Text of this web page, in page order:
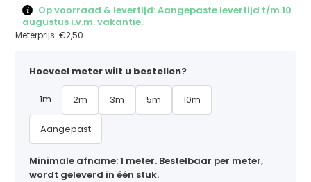
Op voorraad & levertijd: Aangepaste levertijd t/m 10
augustus i.v.m. vakantie.
Meterprijs:€2,50
Hoeveel meter wilt u bestellen?
1m 2m 3m 5m 10m
Aangepast
Minimale afname: 1 meter. Bestelbaar per meter,
wordt geleverd in één stuk.